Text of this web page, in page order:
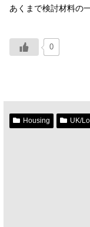
あくまで検討材料の
0
Housing UK/